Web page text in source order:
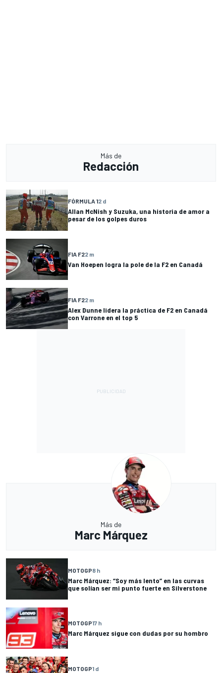
Más de
Redacción
FÓRMULA 12 d
Allan McNish y Suzuka, una historia de amor a
pesar de los golpes duros
FIA F22 m
Van Hoepen logra la pole de la F2 en Canadá
FIA F22 m
Alex Dunne lidera la práctica de F2 en Canadá
con Varrone en el top 5
Más de
Marc Márquez
MOTOGP8 h
Marc Márquez: “Soy más lento” en las curvas
que solían ser mi punto fuerte en Silverstone
MOTOGP17 h
Marc Márquez sigue con dudas por su hombro
MOTOGP1 d